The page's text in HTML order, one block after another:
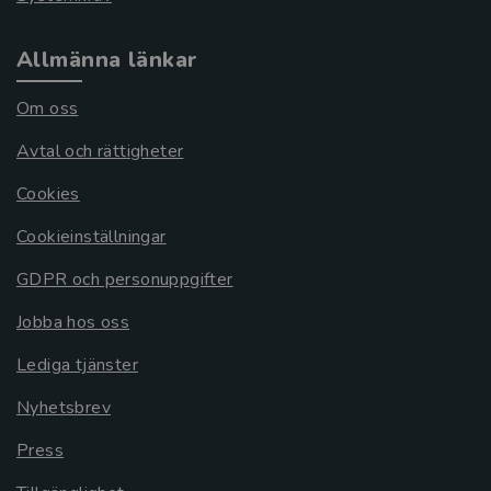
Allmänna länkar
Om oss
Avtal och rättigheter
Cookies
Cookieinställningar
GDPR och personuppgifter
Jobba hos oss
Lediga tjänster
Nyhetsbrev
Press